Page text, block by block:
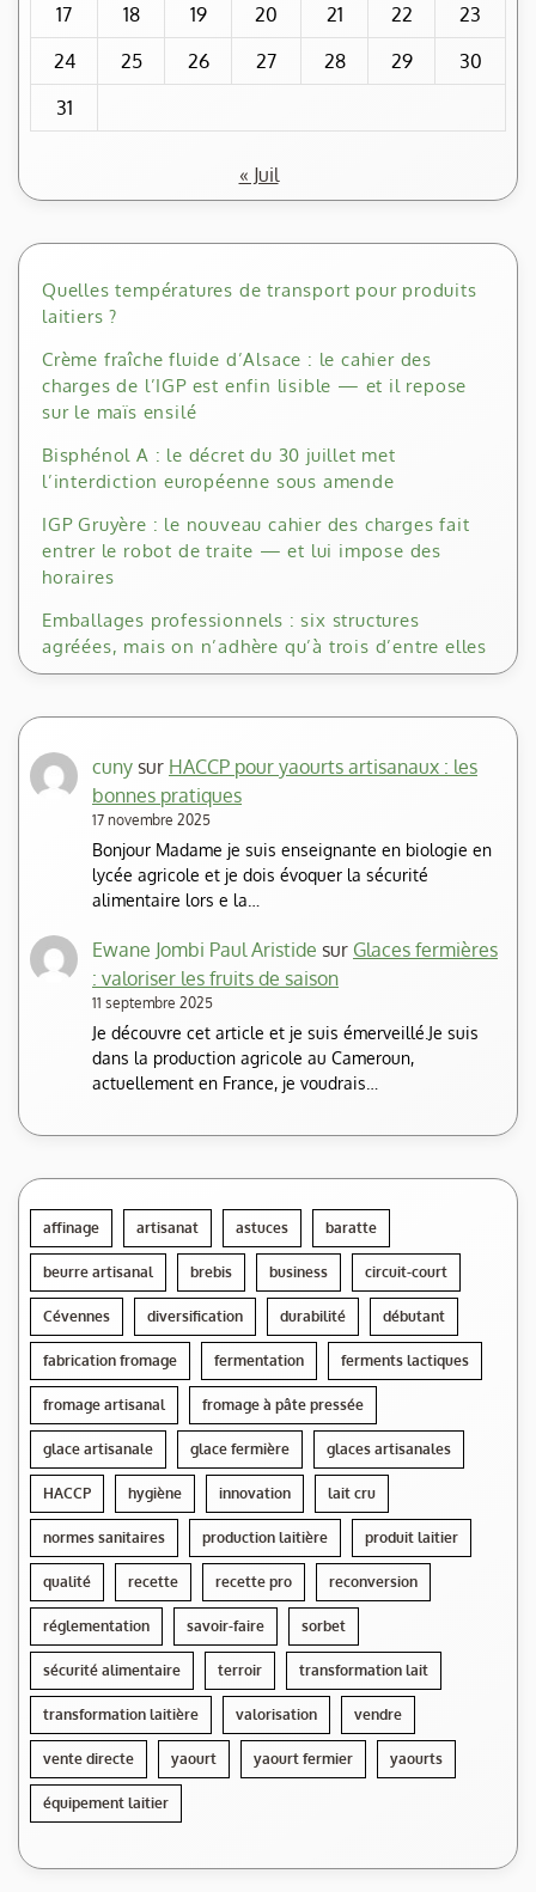
17
18 19 20 21 22
23
24
25 26 27 28 29
30
31
« Juil
Quelles températures de transport pour produits
laitiers ?
Crème fraîche fluide d’Alsace : le cahier des
charges de l’IGP est enfin lisible — et il repose
sur le maïs ensilé
Bisphénol A : le décret du 30 juillet met
l’interdiction européenne sous amende
IGP Gruyère : le nouveau cahier des charges fait
entrer le robot de traite — et lui impose des
horaires
Emballages professionnels : six structures
agréées, mais on n’adhère qu’à trois d’entre elles
cuny sur HACCP pour yaourts artisanaux : les
bonnes pratiques
17 novembre 2025
Bonjour Madame je suis enseignante en biologie en
lycée agricole et je dois évoquer la sécurité
alimentaire lors e la…
Ewane Jombi Paul Aristide sur Glaces fermières
: valoriser les fruits de saison
11 septembre 2025
Je découvre cet article et je suis émerveillé.Je suis
dans la production agricole au Cameroun,
actuellement en France, je voudrais…
affinage artisanat astuces baratte
beurre artisanal brebis business circuit-court
Cévennes diversification durabilité débutant
fabrication fromage fermentation ferments lactiques
fromage artisanal fromage à pâte pressée
glace artisanale glace fermière glaces artisanales
HACCP hygiène innovation lait cru
normes sanitaires production laitière produit laitier
qualité recette recette pro reconversion
réglementation savoir-faire sorbet
sécurité alimentaire terroir transformation lait
transformation laitière valorisation vendre
vente directe yaourt yaourt fermier yaourts
équipement laitier